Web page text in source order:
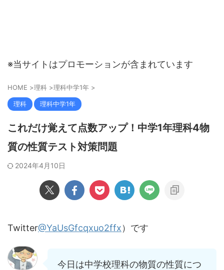
※当サイトはプロモーションが含まれています
HOME >理科 >理科中学1年 >
理科 理科中学1年
これだけ覚えて点数アップ！中学1年理科4物
質の性質テスト対策問題
2024年4月10日
Twitter@YaUsGfcqxuo2ffx）です
今日は中学校理科の物質の性質につ